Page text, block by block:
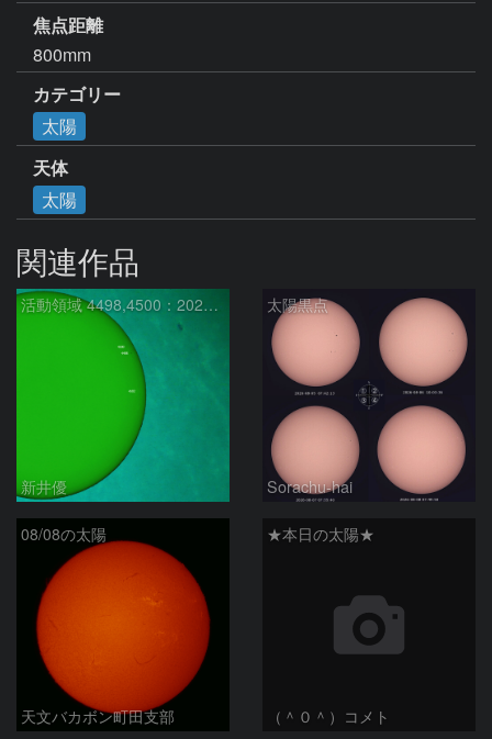
焦点距離
800mm
カテゴリー
太陽
天体
太陽
関連作品
活動領域 4498,4500：2026/08/08
新井優
太陽黒点
Sorachu-hai
08/08の太陽
天文バカボン町田支部
★本日の太陽★
（＾０＾）コメト